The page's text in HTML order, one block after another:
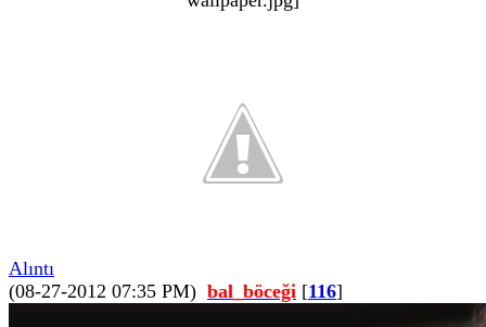
Alıntı
(08-27-2012 07:35 PM) bal_böceği [116]